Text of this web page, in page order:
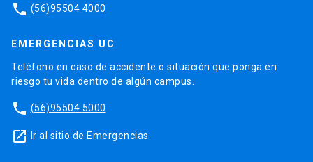
phone (56)95504 4000
EMERGENCIAS UC
Teléfono en caso de accidente o situación que ponga en
riesgo tu vida dentro de algún campus.
phone (56)95504 5000
launch Ir al sitio de Emergencias